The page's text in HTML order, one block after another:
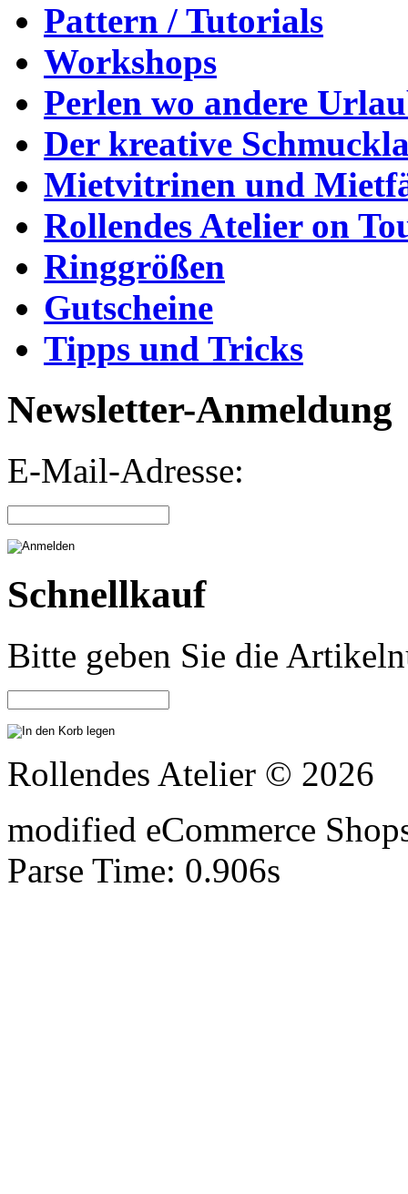
Pattern / Tutorials
Workshops
Perlen wo andere
Der kreative
Mietvitrinen und
Rollendes Atelier on
Ringgrößen
Gutscheine
Tipps und Tricks
Newsletter-Anmeldung
E-Mail-Adresse:
Schnellkauf
Bitte geben Sie die
Rollendes Atelier © 2026
modified eCommerce
Parse Time: 0.906s